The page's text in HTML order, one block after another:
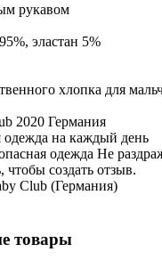
рукавом
эластан 5%
хлопка для
2020 Германия
одежда на каждый день
одежда Не
чтобы создать отзыв.
Club (Германия)
товары